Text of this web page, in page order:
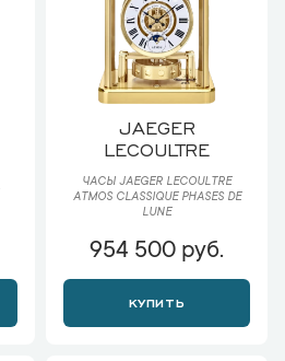
JAEGER
LECOULTRE
ЧАСЫ JAEGER LECOULTRE
ATMOS CLASSIQUE PHASES DE
LUNE
954 500 руб.
КУПИТЬ